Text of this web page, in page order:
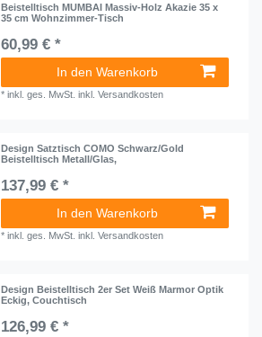
Beistelltisch MUMBAI Massiv-Holz Akazie 35 x
35 cm Wohnzimmer-Tisch
60,99 € *
In den Warenkorb
*inkl. ges. MwSt. inkl.Versandkosten
Design Satztisch COMO Schwarz/Gold
Beistelltisch Metall/Glas,
137,99 € *
In den Warenkorb
*inkl. ges. MwSt. inkl.Versandkosten
Design Beistelltisch 2er Set Weiß Marmor Optik
Eckig, Couchtisch
126,99 € *